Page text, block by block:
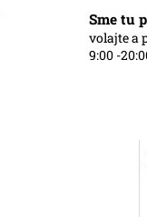
Sme tu
volajte a
9:00 -